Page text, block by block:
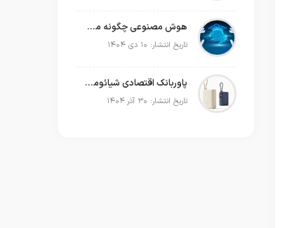
هوش مصنوعی چگونه می‌تواند به‌صورت عملی در برنامه‌ریزی سال جدید به ما کمک کند؟
تاریخ انتشار: ۱۰ دی ۱۴۰۴
پاوربانک اقتصادی شیائومی که حتی لپ‌تاپ شما را هم شارژ می‌کند!
تاریخ انتشار: ۳۰ آذر ۱۴۰۴